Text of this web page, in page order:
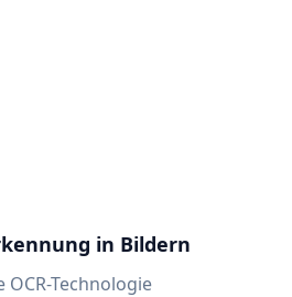
in Bildern
Technologie